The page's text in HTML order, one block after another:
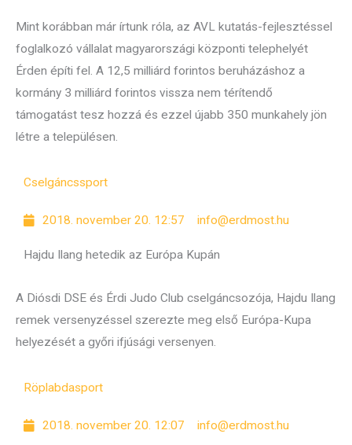
Mint korábban már írtunk róla, az AVL kutatás-fejlesztéssel
foglalkozó vállalat magyarországi központi telephelyét
Érden építi fel. A 12,5 milliárd forintos beruházáshoz a
kormány 3 milliárd forintos vissza nem térítendő
támogatást tesz hozzá és ezzel újabb 350 munkahely jön
létre a településen.
Cselgáncssport
2018. november 20. 12:57 info@erdmost.hu
Hajdu Ilang hetedik az Európa Kupán
A Diósdi DSE és Érdi Judo Club cselgáncsozója, Hajdu Ilang
remek versenyzéssel szerezte meg első Európa-Kupa
helyezését a győri ifjúsági versenyen.
Röplabdasport
2018. november 20. 12:07 info@erdmost.hu